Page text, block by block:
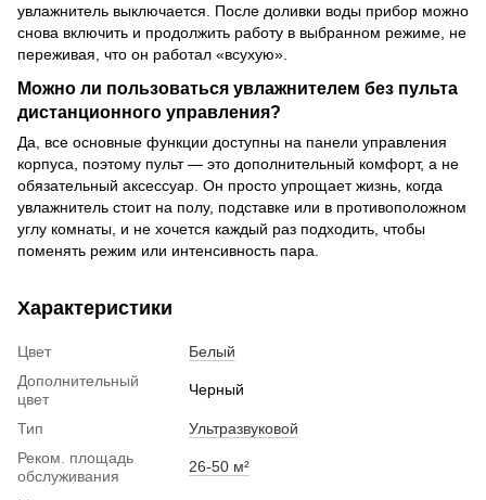
увлажнитель выключается. После доливки воды прибор можно
снова включить и продолжить работу в выбранном режиме, не
переживая, что он работал «всухую».
Можно ли пользоваться увлажнителем без пульта
дистанционного управления?
Да, все основные функции доступны на панели управления
корпуса, поэтому пульт — это дополнительный комфорт, а не
обязательный аксессуар. Он просто упрощает жизнь, когда
увлажнитель стоит на полу, подставке или в противоположном
углу комнаты, и не хочется каждый раз подходить, чтобы
поменять режим или интенсивность пара.
Характеристики
Цвет
Белый
Дополнительный
цвет
Черный
Тип
Ультразвуковой
Реком. площадь
обслуживания
26-50 м²